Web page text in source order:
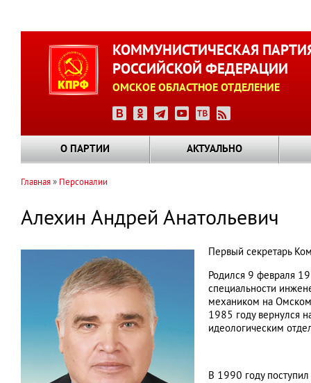
КОММУНИСТИЧЕСКАЯ
РОССИЙСКОЙ ФЕДЕРАЦИИ
ОМСКОЕ ОБЛАСТНОЕ ОТДЕЛЕНИЕ
О ПАРТИИ АКТУАЛЬНО
навигации
Главная Персоналии
Алехин Андрей Анатольевич
Первый секретарь
Родился 9 февраля
специальности
механиком на
1985 году вернулся
идеологическим
В 1990 году